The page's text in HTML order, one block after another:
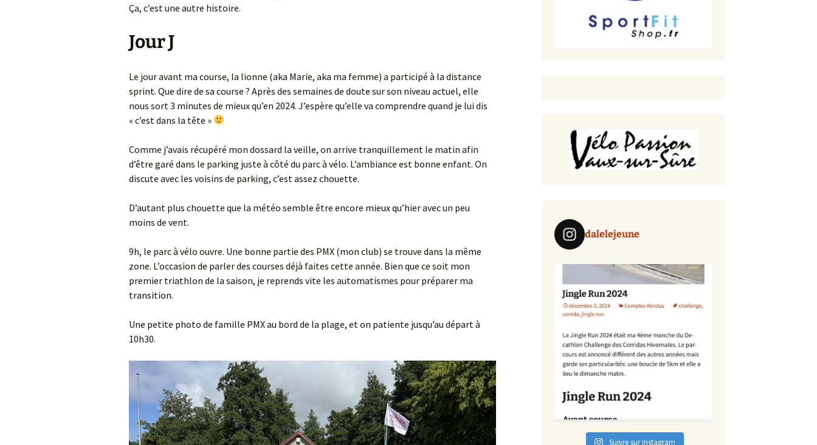
Ça, c’est une autre histoire.
Jour J
Le jour avant ma course, la lionne (aka Marie, aka ma femme) a participé à la distance
sprint. Que dire de sa course ? Après des semaines de doute sur son niveau actuel, elle
nous sort 3 minutes de mieux qu’en 2024. J’espère qu’elle va comprendre quand je lui dis
« c’est dans la tête »
Comme j’avais récupéré mon dossard la veille, on arrive tranquillement le matin afin
d’être garé dans le parking juste à côté du parc à vélo. L’ambiance est bonne enfant. On
discute avec les voisins de parking, c’est assez chouette.
D’autant plus chouette que la météo semble être encore mieux qu’hier avec un peu
moins de vent.
9h, le parc à vélo ouvre. Une bonne partie des PMX (mon club) se trouve dans la même
zone. L’occasion de parler des courses déjà faites cette année. Bien que ce soit mon
premier triathlon de la saison, je reprends vite les automatismes pour préparer ma
transition.
Une petite photo de famille PMX au bord de la plage, et on patiente jusqu’au départ à
10h30.
dalelejeune
Suivre sur Instagram